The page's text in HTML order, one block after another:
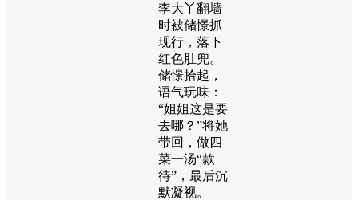
李大丫翻墙
时被储憬抓
现行，落下
红色肚兜。
储憬拾起，
语气玩味：
“姐姐这是要
去哪？”将她
带回，做四
菜一汤“款
待”，最后沉
默凝视。